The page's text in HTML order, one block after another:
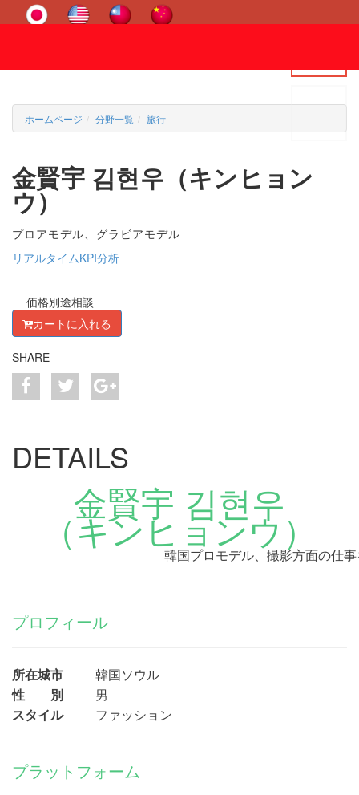
ホームページ 分野一覧 旅行
金賢宇 김현우（キンヒョン
ウ）
プロアモデル、グラビアモデル
リアルタイムKPI分析
価格別途相談
カートに入れる
SHARE
DETAILS
金賢宇 김현우
（キンヒョンウ）
韓国プロモデル、撮影方面の仕
プロフィール
所在城市 韓国ソウル
性 別 男
スタイルファッション
プラットフォーム